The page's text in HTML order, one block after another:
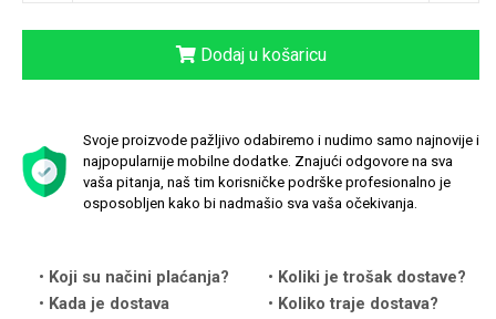
Dodaj u košaricu
Svoje proizvode pažljivo odabiremo i nudimo samo najnovije i
najpopularnije mobilne dodatke. Znajući odgovore na sva
vaša pitanja, naš tim korisničke podrške profesionalno je
osposobljen kako bi nadmašio sva vaša očekivanja.
Koji su načini plaćanja?
Koliki je trošak dostave?
Kada je dostava
Koliko traje dostava?
Love motivi I Need Some Space